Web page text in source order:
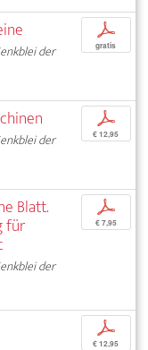
der
p
gratis
der
p
€ 12,95
Blatt.
für
der
p
€ 7,95
p
€ 12,95